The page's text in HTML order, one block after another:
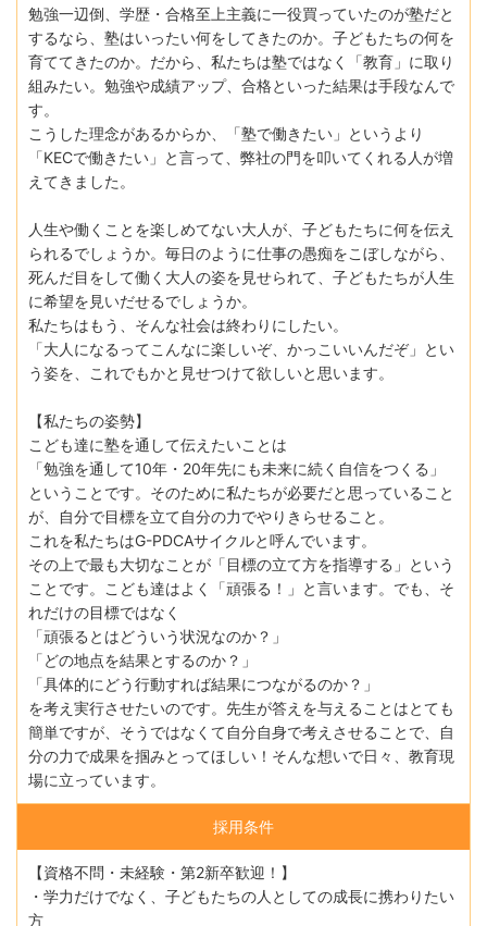
勉強一辺倒、学歴・合格至上主義に一役買っていたのが塾だと
するなら、塾はいったい何をしてきたのか。子どもたちの何を
育ててきたのか。だから、私たちは塾ではなく「教育」に取り
組みたい。勉強や成績アップ、合格といった結果は手段なんで
す。
こうした理念があるからか、「塾で働きたい」というより
「KECで働きたい」と言って、弊社の門を叩いてくれる人が増
えてきました。
人生や働くことを楽しめてない大人が、子どもたちに何を伝え
られるでしょうか。毎日のように仕事の愚痴をこぼしながら、
死んだ目をして働く大人の姿を見せられて、子どもたちが人生
に希望を見いだせるでしょうか。
私たちはもう、そんな社会は終わりにしたい。
「大人になるってこんなに楽しいぞ、かっこいいんだぞ」とい
う姿を、これでもかと見せつけて欲しいと思います。
【私たちの姿勢】
こども達に塾を通して伝えたいことは
「勉強を通して10年・20年先にも未来に続く⾃信をつくる」
ということです。そのために私たちが必要だと思っていること
が、⾃分で⽬標を⽴て⾃分の⼒でやりきらせること。
これを私たちはG-PDCAサイクルと呼んでいます。
その上で最も⼤切なことが「⽬標の⽴て⽅を指導する」という
ことです。こども達はよく「頑張る！」と⾔います。でも、そ
れだけの⽬標ではなく
「頑張るとはどういう状況なのか？」
「どの地点を結果とするのか？」
「具体的にどう⾏動すれば結果につながるのか？」
を考え実⾏させたいのです。先⽣が答えを与えることはとても
簡単ですが、そうではなくて⾃分⾃⾝で考えさせることで、⾃
分の⼒で成果を掴みとってほしい！そんな想いで⽇々、教育現
場に⽴っています。
採用条件
【資格不問・未経験・第2新卒歓迎！】
・学⼒だけでなく、⼦どもたちの⼈としての成⻑に携わりたい
⽅